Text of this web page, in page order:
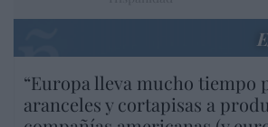
“Europa lleva mucho tiempo
aranceles y cortapisas a